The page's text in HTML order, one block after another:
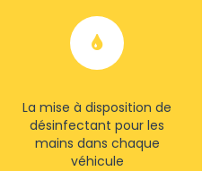
La mise à disposition de
désinfectant pour les
mains dans chaque
véhicule